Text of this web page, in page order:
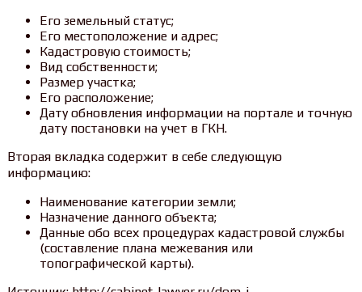
Его земельный статус;
Его местоположение и адрес;
Кадастровую стоимость;
Вид собственности;
Размер участка;
Его расположение;
Дату обновления информации на портале и точную
дату постановки на учет в ГКН.
Вторая вкладка содержит в себе следующую
информацию:
Наименование категории земли;
Назначение данного объекта;
Данные обо всех процедурах кадастровой службы
(составление плана межевания или
топографической карты).